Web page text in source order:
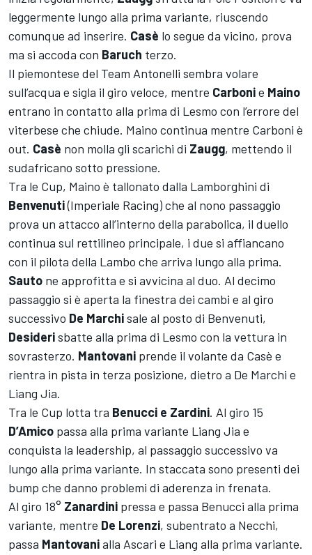
leggermente lungo alla prima variante, riuscendo
comunque ad inserire. Casè lo segue da vicino, prova
ma si accoda con Baruch terzo.
Il piemontese del Team Antonelli sembra volare
sull’acqua e sigla il giro veloce, mentre Carbonie Maino
entrano in contatto alla prima di Lesmo con l’errore del
viterbese che chiude. Maino continua mentre Carboni è
out. Casè non molla gli scarichi di Zaugg, mettendo il
sudafricano sotto pressione.
Tra le Cup, Maino è tallonato dalla Lamborghini di
Benvenuti(Imperiale Racing) che al nono passaggio
prova un attacco all’interno della parabolica, il duello
continua sul rettilineo principale, i due si affiancano
con il pilota della Lambo che arriva lungo alla prima.
Sauto ne approfitta e si avvicina al duo. Al decimo
passaggio si è aperta la finestra dei cambi e al giro
successivo De Marchisale al posto di Benvenuti,
Desiderisbatte alla prima di Lesmo con la vettura in
sovrasterzo. Mantovani prende il volante da Casè e
rientra in pista in terza posizione, dietro a De Marchi e
Liang Jia.
Tra le Cup lotta tra Benucci e Zardini. Al giro 15
D’Amico passa alla prima variante Liang Jia e
conquista la leadership, al passaggio successivo va
lungo alla prima variante. In staccata sono presenti dei
bump che danno problemi di aderenza in frenata.
Al giro 18° Zanardini pressa e passa Benucci alla prima
variante, mentre De Lorenzi, subentrato a Necchi,
passa Mantovanialla Ascari e Liang alla prima variante.